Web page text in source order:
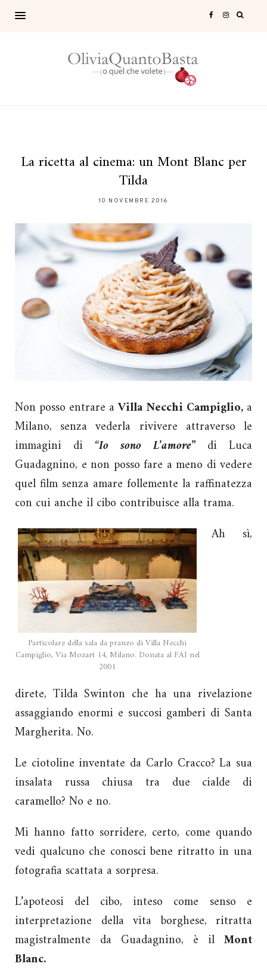
La ricetta al cinema: un Mont Blanc per
Tilda
10 NOVEMBRE 2016
Non posso entrare aVilla Necchi Campiglio, a
Milano, senza vederla rivivere attraverso le
immagini di “Io sono L’amore” di Luca
Guadagnino, e non posso fare a meno di vedere
quel film senza amare follemente la raffinatezza
con cui anche il cibo contribuisce alla trama.
Particolare della sala da pranzo di Villa Necchi
Campiglio, Via Mozart 14, Milano. Donata al FAI nel
2001
Ah sì,
direte, Tilda Swinton che ha una rivelazione
assaggiando enormi e succosi gamberi di Santa
Margherita. No.
Le ciotoline inventate da Carlo Cracco? La sua
insalata russa chiusa tra due cialde di
caramello? No e no.
Mi hanno fatto sorridere, certo, come quando
vedi qualcuno che conosci bene ritratto in una
fotografia scattata a sorpresa.
L’apoteosi del cibo, inteso come senso e
interpretazione della vita borghese, ritratta
magistralmente da Guadagnino, è il Mont
Blanc.